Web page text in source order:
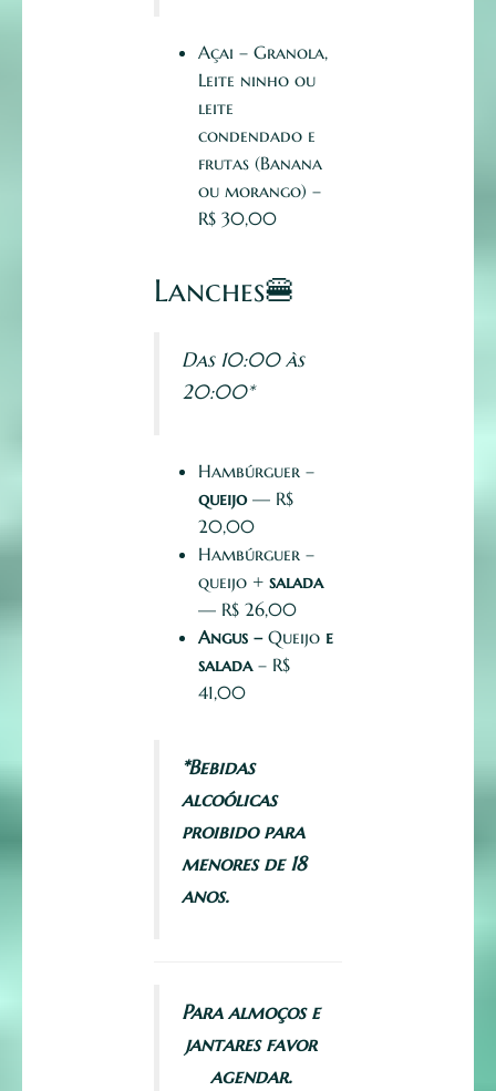
Açai – Granola,
Leite ninho ou
leite
condendado e
frutas (Banana
ou morango) –
R$ 30,00
Lanches🍔
Das 10:00 às
20:00*
Hambúrguer –
queijo — R$
20,00
Hambúrguer –
queijo + salada
— R$ 26,00
Angus –Queijo e
salada– R$
41,00
*Bebidas
alcoólicas
proibido para
menores de 18
anos.
Para almoços e
jantares favor
agendar.